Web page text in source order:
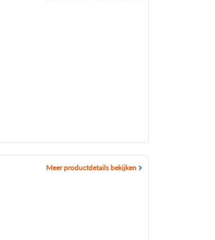
Meer productdetails bekijken